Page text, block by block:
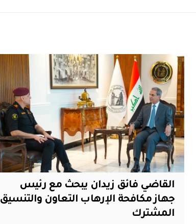
القاضي فائق زيدان يبحث مع رئيس
جهاز مكافحة الإرهاب التعاون والتنسيق
المشترك